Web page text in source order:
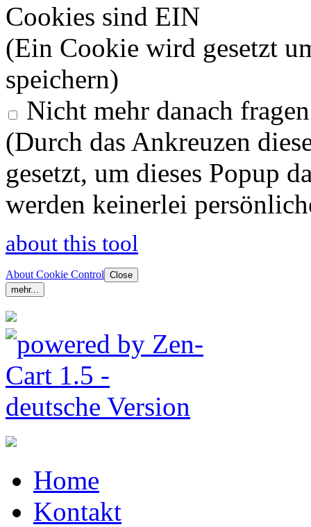
Cookies sind EIN
(Ein Cookie wird gesetzt
speichern)
Nicht mehr danach fragen
(Durch das Ankreuzen
gesetzt, um dieses Popup
werden keinerlei
about this tool
About Cookie Control Close
mehr...
Home
Kontakt